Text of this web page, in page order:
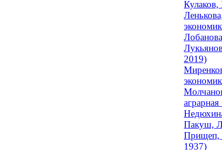
Кулаков,
2019)
Пакуш,
Прищеп,
1937)